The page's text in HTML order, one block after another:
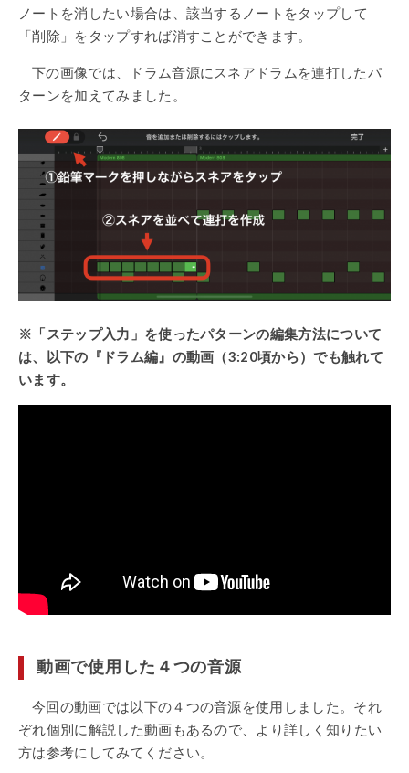
ノートを消したい場合は、該当するノートをタップして
「削除」をタップすれば消すことができます。
下の画像では、ドラム音源にスネアドラムを連打したパ
ターンを加えてみました。
※「ステップ入力」を使ったパターンの編集方法について
は、以下の『ドラム編』の動画（3:20頃から）でも触れて
います。
動画で使用した４つの音源
今回の動画では以下の４つの音源を使用しました。それ
ぞれ個別に解説した動画もあるので、より詳しく知りたい
方は参考にしてみてください。